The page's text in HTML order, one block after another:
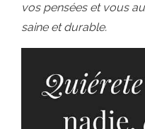
vos pensées et vous
saine et durable.